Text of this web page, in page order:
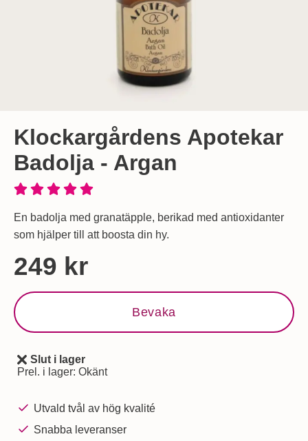
Klockargårdens Apotekar
Badolja - Argan
En badolja med granatäpple, berikad med antioxidanter
som hjälper till att boosta din hy.
Handla denna produkt Klockargårdens Apotekar Badolja -
pris
249 kr
Bevaka
Tillgänglighet:
Slut i lager
Prel. i lager: Okänt
Utvald tvål av hög kvalité
Snabba leveranser